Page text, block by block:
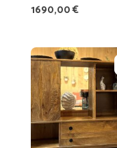
1690,00€